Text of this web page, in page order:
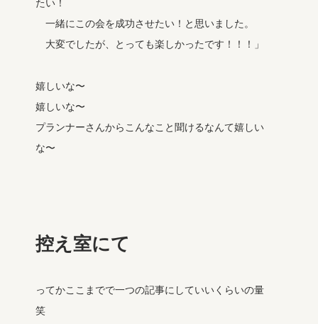
たい！
一緒にこの会を成功させたい！と思いました。
大変でしたが、とっても楽しかったです！！！」
嬉しいな〜
嬉しいな〜
プランナーさんからこんなこと聞けるなんて嬉しい
な〜
控え室にて
ってかここまでで一つの記事にしていいくらいの量
笑